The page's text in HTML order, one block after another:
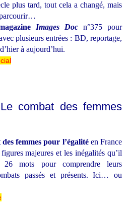
plus tard, tout cela a changé, mais
parcourir…
Images Doc n°375 pour
plusieurs entrées : BD, reportage,
à aujourd’hui.
combat des femmes
femmes pour l’égalitéen France
majeures et les inégalités qu’il
mots pour comprendre leurs
passés et présents. Ici… ou